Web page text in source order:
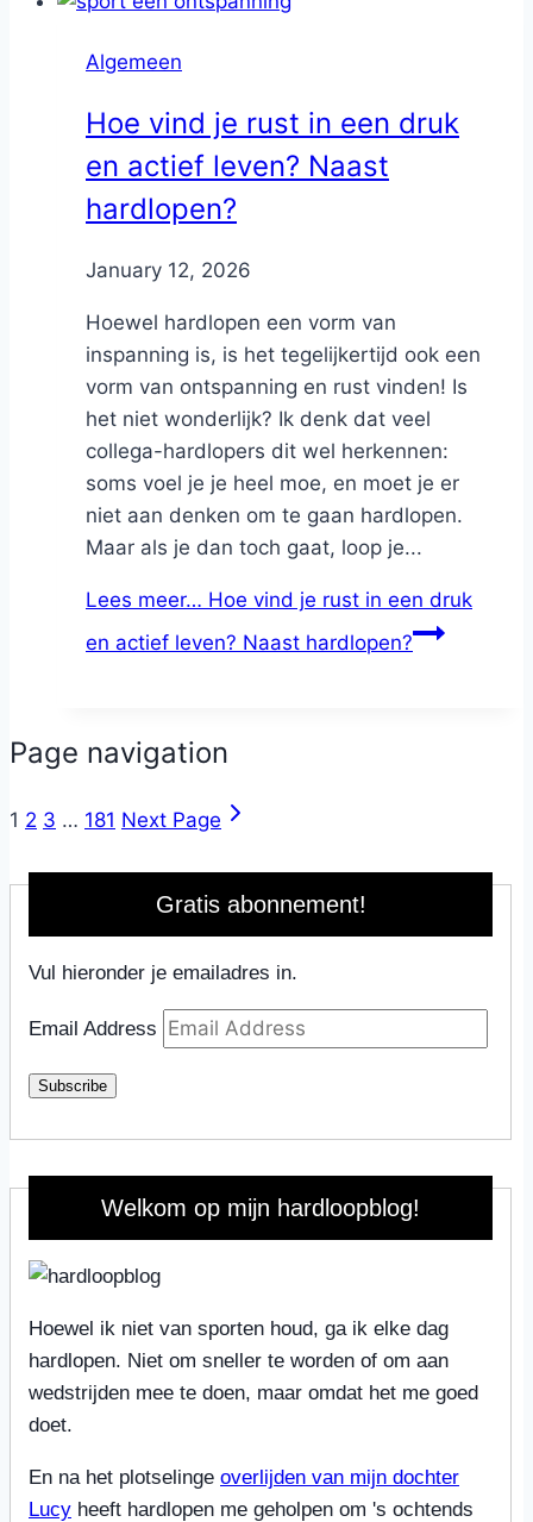
Algemeen
Hoe vind je rust in een druk
en actief leven? Naast
hardlopen?
ByNicole
January 12, 2026
Hoewel hardlopen een vorm van
inspanning is, is het tegelijkertijd ook een
vorm van ontspanning en rust vinden! Is
het niet wonderlijk? Ik denk dat veel
collega-hardlopers dit wel herkennen:
soms voel je je heel moe, en moet je er
niet aan denken om te gaan hardlopen.
Maar als je dan toch gaat, loop je...
Lees meer… Hoe vind je rust in een druk
en actief leven? Naast hardlopen?
Page navigation
1 2 3 … 181 Next Page
Gratis abonnement!
Vul hieronder je emailadres in.
Email Address
Subscribe
Welkom op mijn hardloopblog!
Hoewel ik niet van sporten houd, ga ik elke dag
hardlopen. Niet om sneller te worden of om aan
wedstrijden mee te doen, maar omdat het me goed
doet.
En na het plotselinge overlijden van mijn dochter
Lucy heeft hardlopen me geholpen om 's ochtends